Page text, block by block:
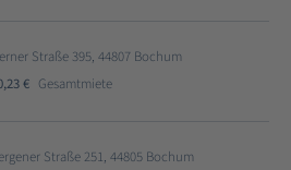
Straße 395, 44807 Bochum
€ Gesamtmiete
Straße 251, 44805 Bochum